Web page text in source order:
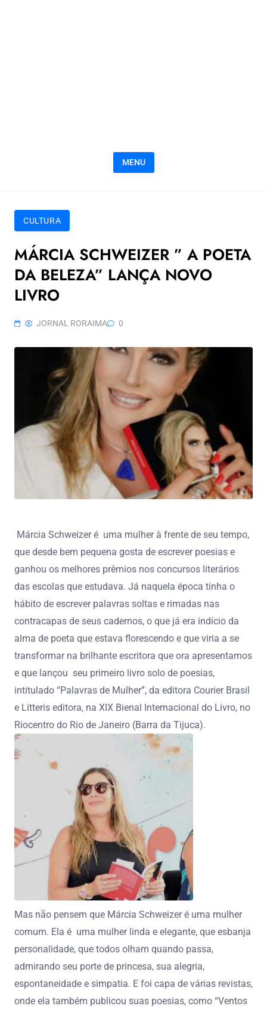
MENU
CULTURA
MÁRCIA SCHWEIZER ” A POETA
DA BELEZA” LANÇA NOVO
LIVRO
JORNAL RORAIMA 0
Márcia Schweizer é uma mulher à frente de seu tempo,
que desde bem pequena gosta de escrever poesias e
ganhou os melhores prêmios nos concursos literários
das escolas que estudava. Já naquela época tinha o
hábito de escrever palavras soltas e rimadas nas
contracapas de seus cadernos, o que já era indício da
alma de poeta que estava florescendo e que viria a se
transformar na brilhante escritora que ora apresentamos
e que lançou seu primeiro livro solo de poesias,
intitulado “Palavras de Mulher”, da editora Courier Brasil
e Litteris editora, na XIX Bienal Internacional do Livro, no
Riocentro do Rio de Janeiro (Barra da Tijuca).
Mas não pensem que Márcia Schweizer é uma mulher
comum. Ela é uma mulher linda e elegante, que esbanja
personalidade, que todos olham quando passa,
admirando seu porte de princesa, sua alegria,
espontaneidade e simpatia. E foi capa de várias revistas,
onde ela também publicou suas poesias, como “Ventos